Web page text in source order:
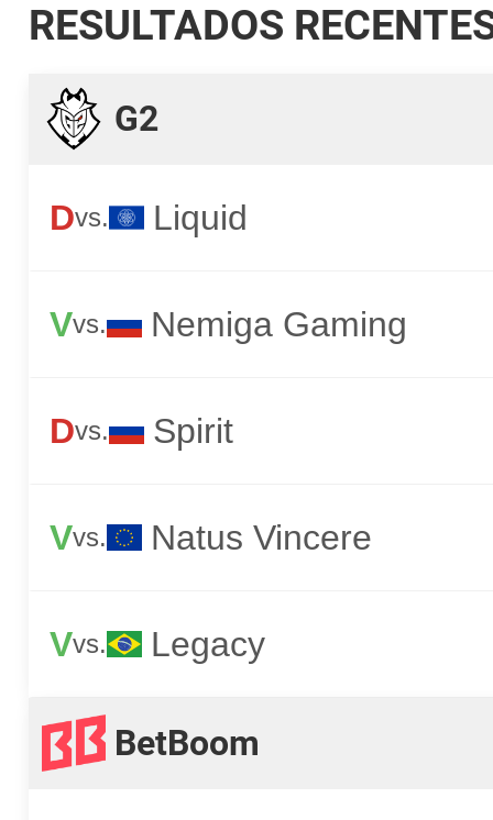
RESULTADOS
G2
Dvs. Liquid
Vvs. Nemiga Gaming
Dvs. Spirit
Vvs. Natus Vincere
Vvs. Legacy
BetBoom